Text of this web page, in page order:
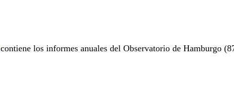
contiene los informes anuales del Observatorio de Hamburgo